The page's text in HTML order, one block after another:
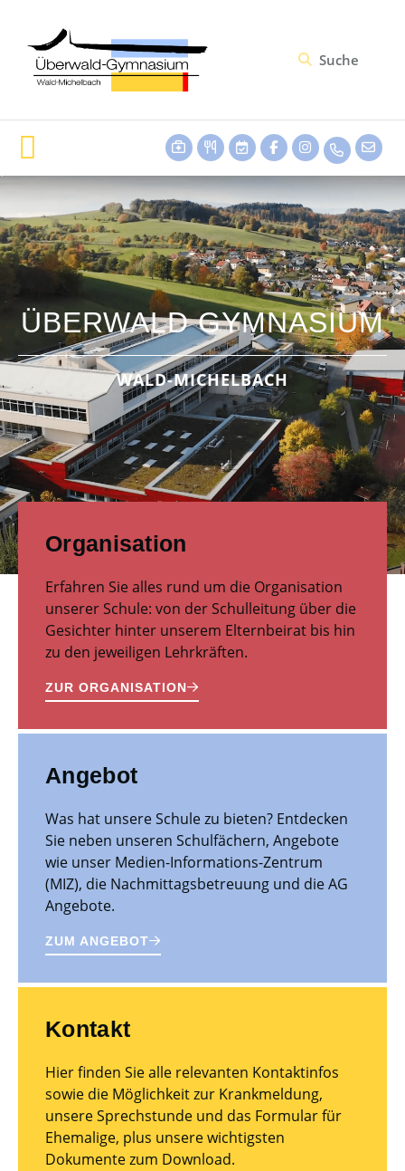
ÜBERWALD GYMNASIUM
WALD-MICHELBACH
Organisation
Erfahren Sie alles rund um die Organisation
unserer Schule: von der Schulleitung über die
Gesichter hinter unserem Elternbeirat bis hin
zu den jeweiligen Lehrkräften.
ZUR ORGANISATION
Angebot
Was hat unsere Schule zu bieten? Entdecken
Sie neben unseren Schulfächern, Angebote
wie unser Medien-Informations-Zentrum
(MIZ), die Nachmittagsbetreuung und die AG
Angebote.
ZUM ANGEBOT
Kontakt
Hier finden Sie alle relevanten Kontaktinfos
sowie die Möglichkeit zur Krankmeldung,
unsere Sprechstunde und das Formular für
Ehemalige, plus unsere wichtigsten
Dokumente zum Download.